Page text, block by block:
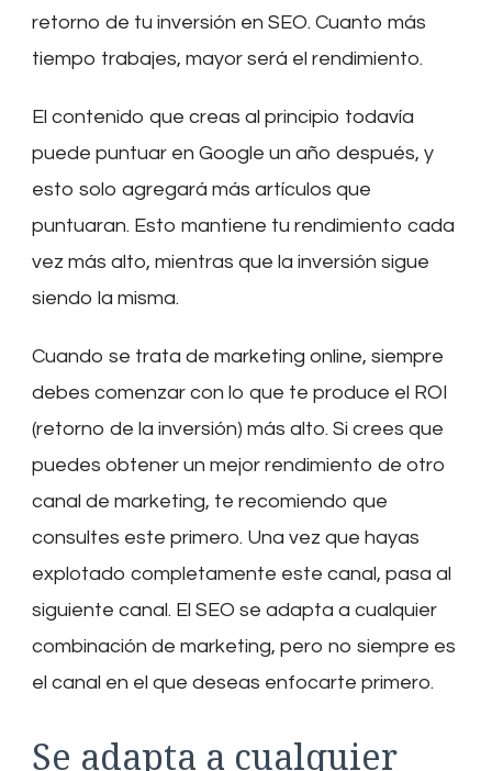
retorno de tu inversión en SEO. Cuanto más
tiempo trabajes, mayor será el rendimiento.
El contenido que creas al principio todavía
puede puntuar en Google un año después, y
esto solo agregará más artículos que
puntuaran. Esto mantiene tu rendimiento cada
vez más alto, mientras que la inversión sigue
siendo la misma.
Cuando se trata de marketing online, siempre
debes comenzar con lo que te produce el ROI
(retorno de la inversión) más alto. Si crees que
puedes obtener un mejor rendimiento de otro
canal de marketing, te recomiendo que
consultes este primero. Una vez que hayas
explotado completamente este canal, pasa al
siguiente canal. El SEO se adapta a cualquier
combinación de marketing, pero no siempre es
el canal en el que deseas enfocarte primero.
Se adapta a cualquier